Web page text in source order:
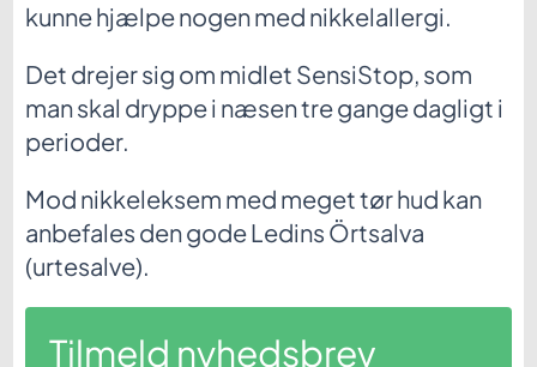
kunne hjælpe nogen med nikkelallergi.
Det drejer sig om midlet SensiStop, som
man skal dryppe i næsen tre gange dagligt i
perioder.
Mod nikkeleksem med meget tør hud kan
anbefales den gode Ledins Örtsalva
(urtesalve).
Tilmeld nyhedsbrev